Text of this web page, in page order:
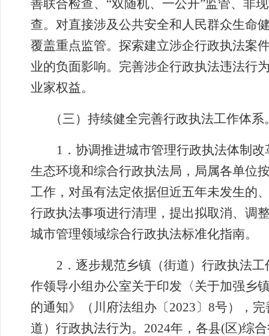
善联合检查、 “双随机、一公开”监管、非
查。对直接涉及公共安全和人民群众生命
覆盖重点监管。探索建立涉企行政执法案
业的负面影响。完善涉企行政执法违法行
业家权益。
（三）持续健全完善行政执法工作体系
1 ． 协调推进城市管理行政执法体制改
生态环境和综合行政执法局， 局属各单位
工作，对虽有法定依据但近五年未发生的
行政执法事项进行清理，提出拟取消、调
城市管理领域综合行政执法标准化指南。
2 ． 逐步规范乡镇（街道）行政执法
作领导小组办公室关于印发〈关于加强乡
的通知》（川府法组办〔2023〕8号），完
道）行政执法行为。 2024年，各县(区)综